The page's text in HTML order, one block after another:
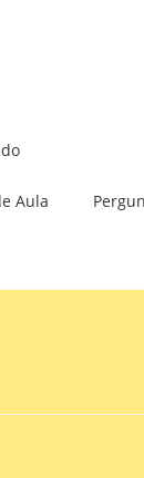
Aula